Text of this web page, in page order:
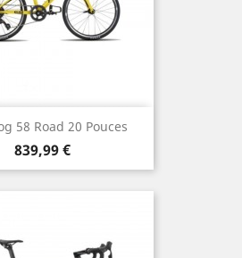
58 Road 20 Pouces
Prix
839,99 €